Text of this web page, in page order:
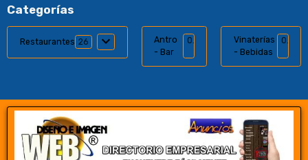
Categorías
Restaurantes 26
Antro
- Bar
0
Vinaterías
- Bebidas
0